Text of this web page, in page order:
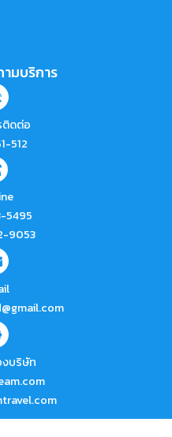
โทรหาเรา
มบริการ
ติดต่อ
512
5495
9053
งบริษัท